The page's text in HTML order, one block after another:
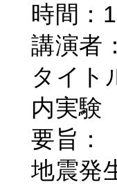
時間：
講演者
タイト
内実験
要旨：
地震発